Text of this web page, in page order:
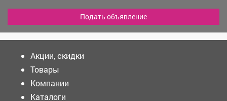
Подать объявление
Акции, скидки
Товары
Компании
Каталоги